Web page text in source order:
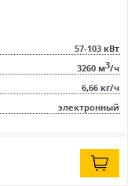
57-103 кВт
3260 м3/ч
6,66 кг/ч
электронный